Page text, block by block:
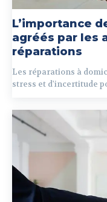
L’importance
agréés par les
réparations
Les réparations à
stress et d'incertitude